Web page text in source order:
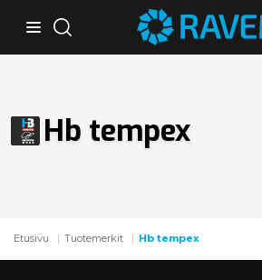
Etusivu Tuotemerkit Hb tempex
Hb tempex